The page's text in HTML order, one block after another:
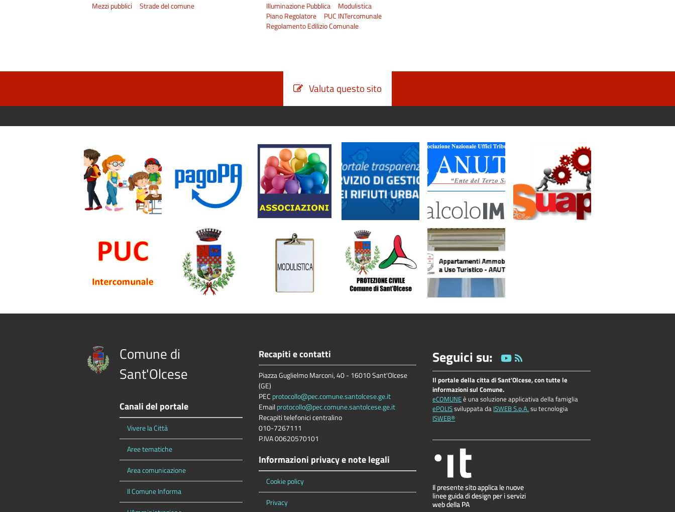
Mezzi pubblici Strade del comune Illuminazione Pubblica
Modulistica
Piano Regolatore
PUC INTercomunale
Regolamento Edilizio Comunale
Valuta questo sito
Comune di
Sant'Olcese
Canali del portale
Vivere la Città
Aree tematiche
Area comunicazione
Il Comune Informa
Recapiti e contatti
Piazza Guglielmo Marconi, 40 - 16010 Sant'Olcese
(GE)
PEC protocollo@pec.comune.santolcese.ge.it
Emailprotocollo@pec.comune.santolcese.ge.it
Recapiti telefonici centralino
010-7267111
P.IVA 00620570101
Informazioni privacy e note legali
Cookie policy
Privacy
Seguici su:
Il portale della citta di Sant'Olcese, con tutte le
informazioni sul Comune.
eCOMUNEè una soluzione applicativa della famiglia
ePOLISsviluppata da ISWEB S.p.A. su tecnologia
ISWEB®